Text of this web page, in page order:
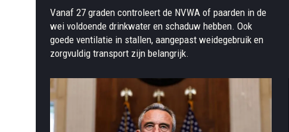
Vanaf 27 graden controleert de NVWA of paarden in de
wei voldoende drinkwater en schaduw hebben. Ook
goede ventilatie in stallen, aangepast weidegebruik en
zorgvuldig transport zijn belangrijk.